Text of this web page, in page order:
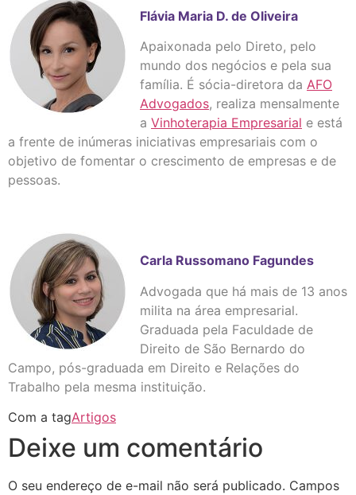
Flávia Maria D. de Oliveira
Apaixonada pelo Direto, pelo
mundo dos negócios e pela sua
família. É sócia-diretora da AFO
Advogados, realiza mensalmente
a Vinhoterapia Empresarial e está
a frente de inúmeras iniciativas empresariais com o
objetivo de fomentar o crescimento de empresas e de
pessoas.
Carla Russomano Fagundes
Advogada que há mais de 13 anos
milita na área empresarial.
Graduada pela Faculdade de
Direito de São Bernardo do
Campo, pós-graduada em Direito e Relações do
Trabalho pela mesma instituição.
Com a tagArtigos
Deixe um comentário
O seu endereço de e-mail não será publicado. Campos